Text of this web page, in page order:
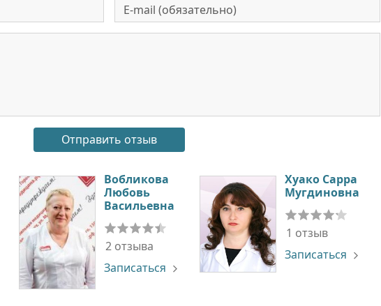
Вобликова
Любовь
Васильевна
2 отзыва
Записаться
Хуако Сарра
Мугдиновна
1 отзыв
Записаться